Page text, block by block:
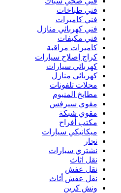
فني طباخات
فني كاميرات
فني كهربائي منازل
فني مكيفات
كاميرات مراقبة
كراج إصلاح سيارات
كهربائي سيارات
كهربائي منازل
محلات تلفونات
مطابخ المنيوم
مقوي سيرفس
مقوي شبكة
مكتب أفراح
ميكانيكي سيارات
نجار
نشتري سيارات
نقل اثاث
نقل عفش
نقل عفش أثاث
ونش كرين